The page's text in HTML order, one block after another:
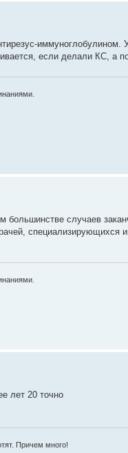
иммуноглобулином.
если делали КС, а
случаев
лет 20 точно
Причем много!